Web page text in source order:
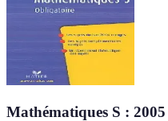
Mathématiques S :